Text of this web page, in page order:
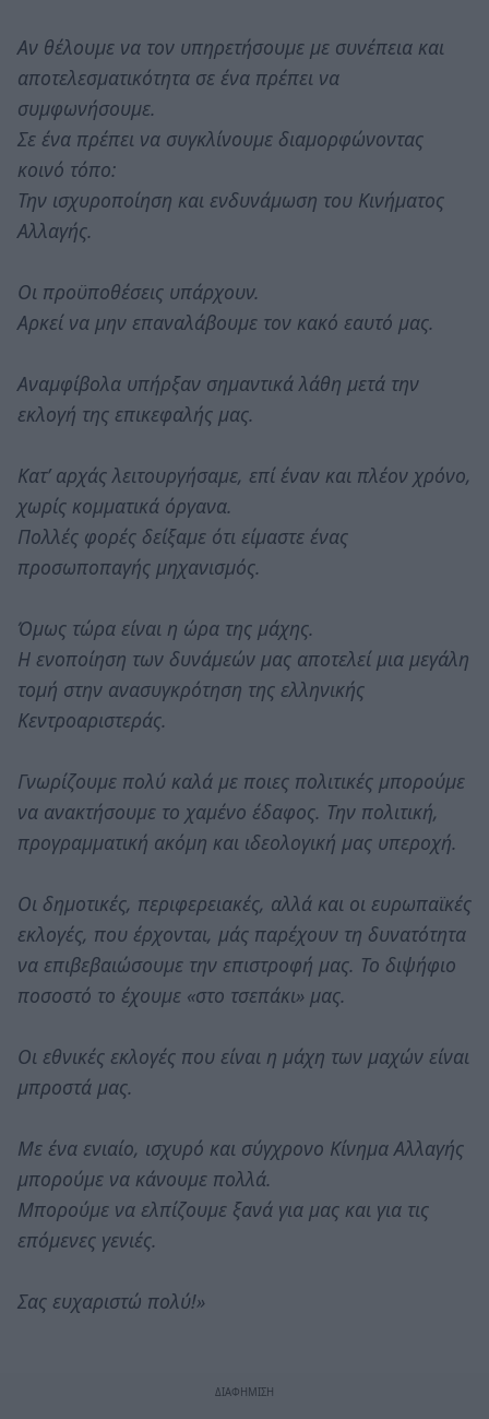
Αν θέλουμε να τον υπηρετήσουμε με συνέπεια και
αποτελεσματικότητα σε ένα πρέπει να
συμφωνήσουμε.
Σε ένα πρέπει να συγκλίνουμε διαμορφώνοντας
κοινό τόπο:
Την ισχυροποίηση και ενδυνάμωση του Κινήματος
Αλλαγής.
Οι προϋποθέσεις υπάρχουν.
Αρκεί να μην επαναλάβουμε τον κακό εαυτό μας.
Αναμφίβολα υπήρξαν σημαντικά λάθη μετά την
εκλογή της επικεφαλής μας.
Κατ’ αρχάς λειτουργήσαμε, επί έναν και πλέον χρόνο,
χωρίς κομματικά όργανα.
Πολλές φορές δείξαμε ότι είμαστε ένας
προσωποπαγής μηχανισμός.
Όμως τώρα είναι η ώρα της μάχης.
Η ενοποίηση των δυνάμεών μας αποτελεί μια μεγάλη
τομή στην ανασυγκρότηση της ελληνικής
Κεντροαριστεράς.
Γνωρίζουμε πολύ καλά με ποιες πολιτικές μπορούμε
να ανακτήσουμε το χαμένο έδαφος. Την πολιτική,
προγραμματική ακόμη και ιδεολογική μας υπεροχή.
Οι δημοτικές, περιφερειακές, αλλά και οι ευρωπαϊκές
εκλογές, που έρχονται, μάς παρέχουν τη δυνατότητα
να επιβεβαιώσουμε την επιστροφή μας. Το διψήφιο
ποσοστό το έχουμε «στο τσεπάκι» μας.
Οι εθνικές εκλογές που είναι η μάχη των μαχών είναι
μπροστά μας.
Με ένα ενιαίο, ισχυρό και σύγχρονο Κίνημα Αλλαγής
μπορούμε να κάνουμε πολλά.
Μπορούμε να ελπίζουμε ξανά για μας και για τις
επόμενες γενιές.
Σας ευχαριστώ πολύ!»